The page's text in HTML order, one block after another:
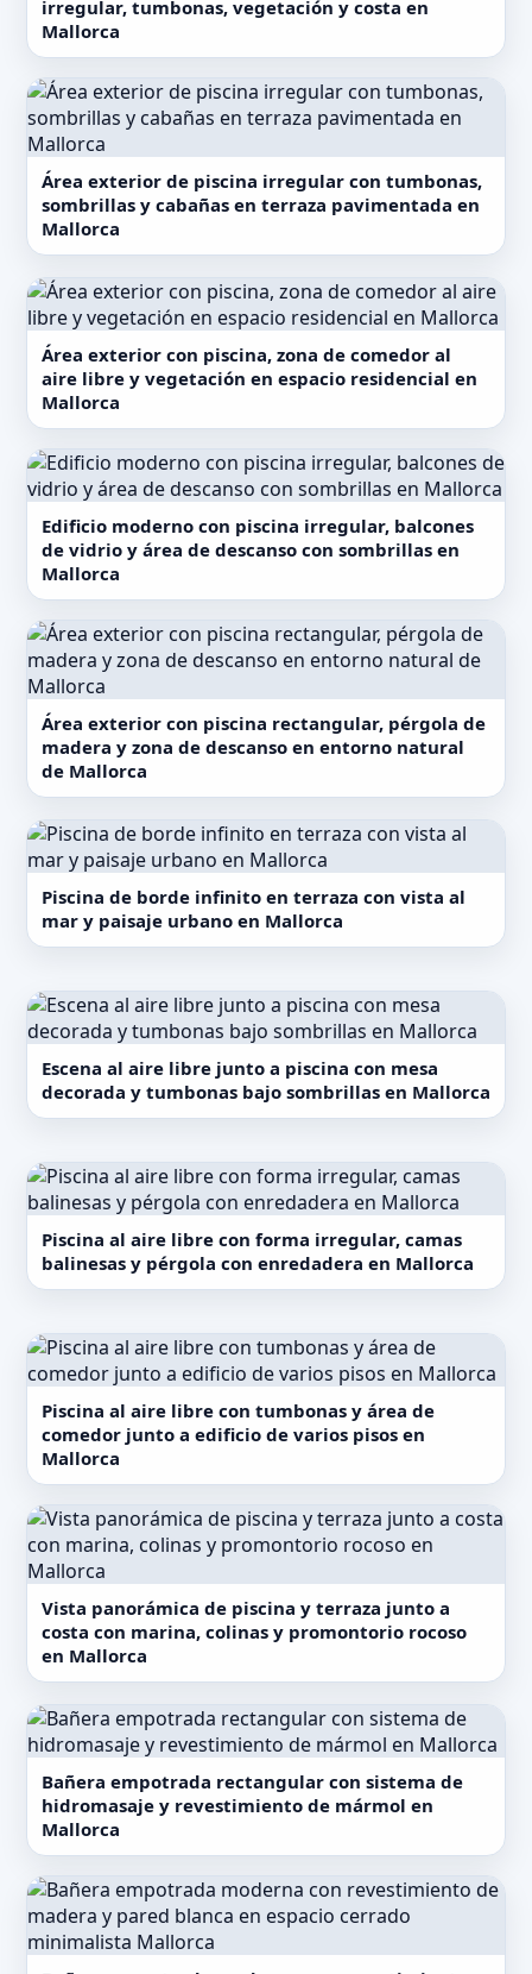
irregular, tumbonas, vegetación y costa en
Mallorca
Área exterior de piscina irregular con tumbonas,
sombrillas y cabañas en terraza pavimentada en
Mallorca
Área exterior con piscina, zona de comedor al
aire libre y vegetación en espacio residencial en
Mallorca
Edificio moderno con piscina irregular, balcones
de vidrio y área de descanso con sombrillas en
Mallorca
Área exterior con piscina rectangular, pérgola de
madera y zona de descanso en entorno natural
de Mallorca
Piscina de borde infinito en terraza con vista al
mar y paisaje urbano en Mallorca
Escena al aire libre junto a piscina con mesa
decorada y tumbonas bajo sombrillas en Mallorca
Piscina al aire libre con forma irregular, camas
balinesas y pérgola con enredadera en Mallorca
Piscina al aire libre con tumbonas y área de
comedor junto a edificio de varios pisos en
Mallorca
Vista panorámica de piscina y terraza junto a
costa con marina, colinas y promontorio rocoso
en Mallorca
Bañera empotrada rectangular con sistema de
hidromasaje y revestimiento de mármol en
Mallorca